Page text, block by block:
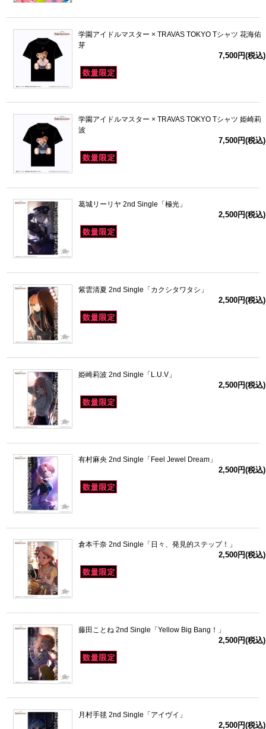
学園アイドルマスター × TRAVAS TOKYO Tシャツ 花海佑
芽
7,500円(税込)
学園アイドルマスター × TRAVAS TOKYO Tシャツ 姫崎莉
波
7,500円(税込)
葛城リーリヤ 2nd Single「極光」
2,500円(税込)
紫雲清夏 2nd Single「カクシタワタシ」
2,500円(税込)
姫崎莉波 2nd Single「L.U.V」
2,500円(税込)
有村麻央 2nd Single「Feel Jewel Dream」
2,500円(税込)
倉本千奈 2nd Single「日々、発見的ステップ！」
2,500円(税込)
藤田ことね 2nd Single「Yellow Big Bang！」
2,500円(税込)
月村手毬 2nd Single「アイヴイ」
2,500円(税込)